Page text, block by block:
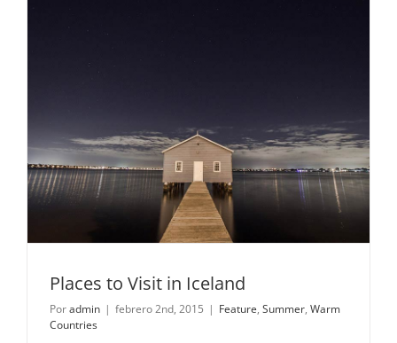
Places to Visit in Iceland
Poradmin | febrero 2nd, 2015 | Feature, Summer, Warm
Countries